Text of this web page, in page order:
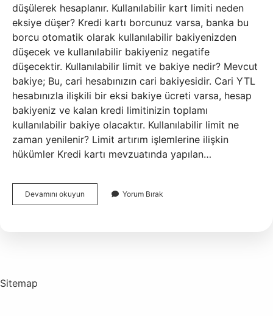
düşülerek hesaplanır. Kullanılabilir kart limiti neden
eksiye düşer? Kredi kartı borcunuz varsa, banka bu
borcu otomatik olarak kullanılabilir bakiyenizden
düşecek ve kullanılabilir bakiyeniz negatife
düşecektir. Kullanılabilir limit ve bakiye nedir? Mevcut
bakiye; Bu, cari hesabınızın cari bakiyesidir. Cari YTL
hesabınızla ilişkili bir eksi bakiye ücreti varsa, hesap
bakiyeniz ve kalan kredi limitinizin toplamı
kullanılabilir bakiye olacaktır. Kullanılabilir limit ne
zaman yenilenir? Limit artırım işlemlerine ilişkin
hükümler Kredi kartı mevzuatında yapılan…
Devamını okuyun Kullanılabilir
Kart
Yorum Bırak
Sitemap